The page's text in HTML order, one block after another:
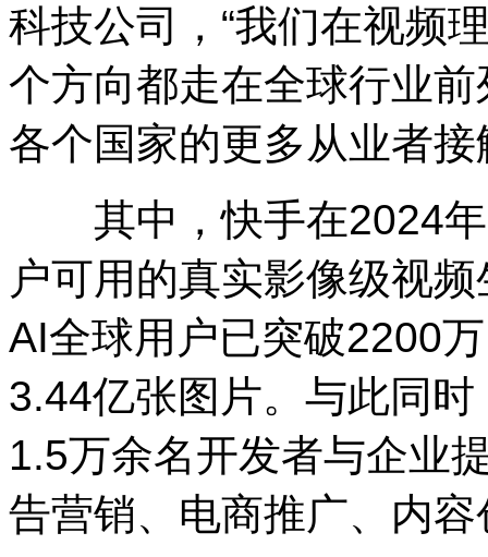
科技公司，“我们在视频
个方向都走在全球行业
各个国家的更多从业者
其中，快手在2024年
户可用的真实影像级视
AI全球用户已突破2200
3.44亿张图片。与此同
1.5万余名开发者与企业
告营销、电商推广、内